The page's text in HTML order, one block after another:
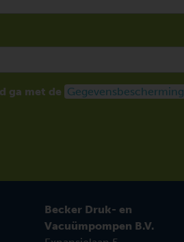
ga met de Gegevensbescherming
Becker Druk- en
Vacuümpompen B.V.